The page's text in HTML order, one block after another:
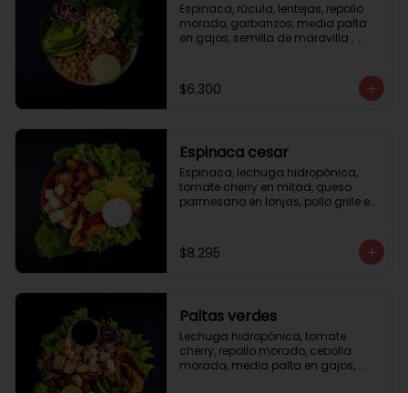
Espinaca, rúcula, lentejas, repollo
morado, garbanzos, media palta
en gajos, semilla de maravilla ,
$6.300
Espinaca cesar
Espinaca, lechuga hidropónica,
tomate cherry en mitad, queso
parmesano en lonjas, pollo grille en
$8.295
Paltas verdes
Lechuga hidropónica, tomate
cherry, repollo morado, cebolla
morada, media palta en gajos,